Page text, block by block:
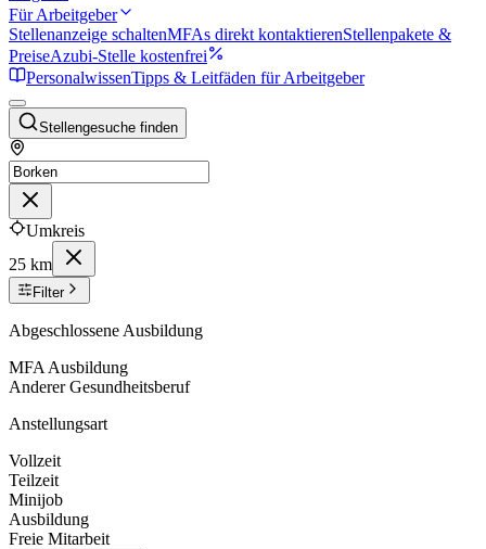
Für Arbeitgeber
Stellenanzeige schaltenMFAs direkt kontaktierenStellenpakete &
PreiseAzubi-Stelle kostenfrei
PersonalwissenTipps & Leitfäden für Arbeitgeber
Stellengesuche finden
Umkreis
25 km
Filter
Abgeschlossene Ausbildung
MFA Ausbildung
Anderer Gesundheitsberuf
Anstellungsart
Vollzeit
Teilzeit
Minijob
Ausbildung
Freie Mitarbeit